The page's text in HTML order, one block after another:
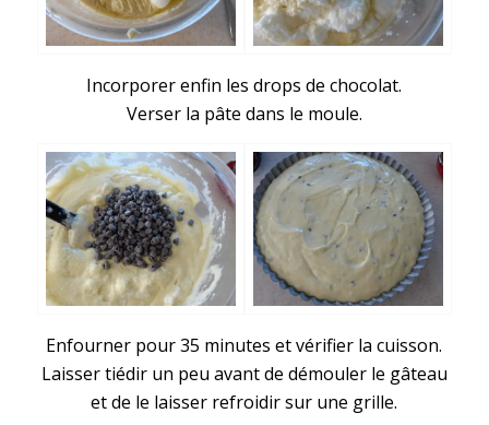
Incorporer enfin les drops de chocolat.
Verser la pâte dans le moule.
Enfourner pour 35 minutes et vérifier la cuisson.
Laisser tiédir un peu avant de démouler le gâteau
et de le laisser refroidir sur une grille.